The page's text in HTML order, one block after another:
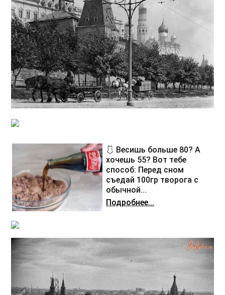
🩱 Весишь больше 80? А
хочешь 55? Вот тебе
способ: Перед сном
съедай 100гр творога с
обычной...
Подробнее...